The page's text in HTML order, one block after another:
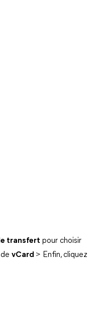
transfert pour choisir
vCard > Enfin, cliquez